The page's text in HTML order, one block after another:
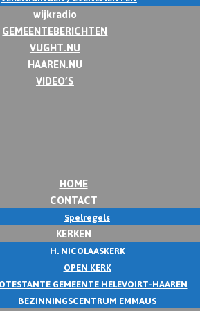
wijkradio
GEMEENTEBERICHTEN
VUGHT.NU
HAAREN.NU
VIDEO’S
HOME
CONTACT
Spelregels
KERKEN
H. NICOLAASKERK
OPEN KERK
GEMEENTE HELEVOIRT-HAAREN
BEZINNINGSCENTRUM EMMAUS